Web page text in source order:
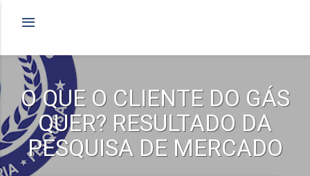
O QUE O CLIENTE DO GÁS
QUER? RESULTADO DA
PESQUISA DE MERCADO